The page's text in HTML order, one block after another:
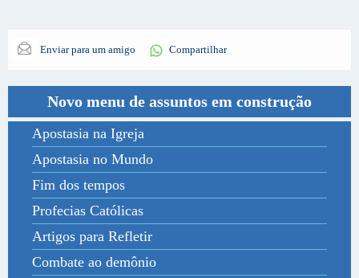
Enviar para um amigo Compartilhar
Novo menu de assuntos em construção
Apostasia na Igreja
Apostasia no Mundo
Fim dos tempos
Profecias Católicas
Artigos para Refletir
Combate ao demônio